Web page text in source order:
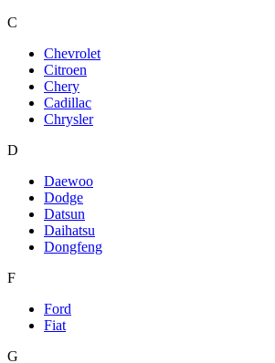
C
Chevrolet
Citroen
Chery
Cadillac
Chrysler
D
Daewoo
Dodge
Datsun
Daihatsu
Dongfeng
F
Ford
Fiat
G